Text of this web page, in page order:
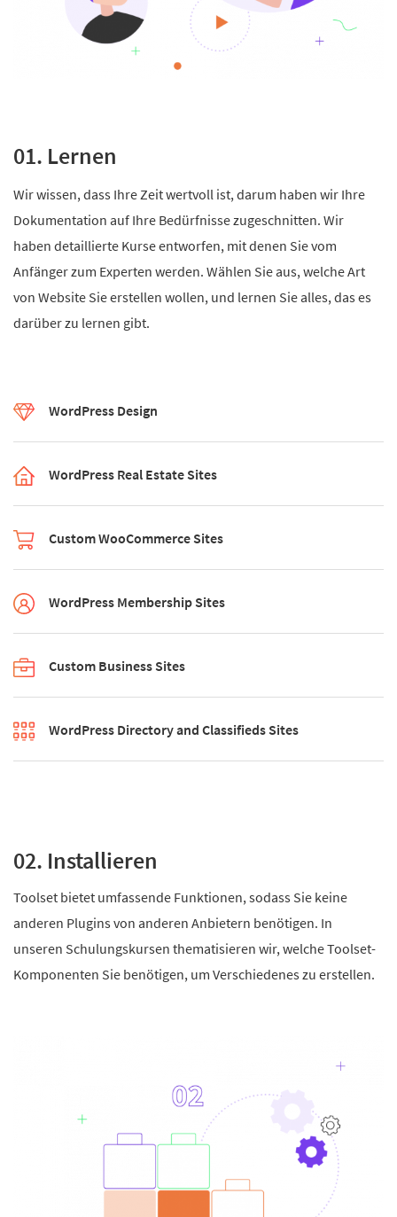
01. Lernen
Wir wissen, dass Ihre Zeit wertvoll ist, darum haben wir Ihre
Dokumentation auf Ihre Bedürfnisse zugeschnitten. Wir
haben detaillierte Kurse entworfen, mit denen Sie vom
Anfänger zum Experten werden. Wählen Sie aus, welche Art
von Website Sie erstellen wollen, und lernen Sie alles, das es
darüber zu lernen gibt.
WordPress Design
WordPress Real Estate Sites
Custom WooCommerce Sites
WordPress Membership Sites
Custom Business Sites
WordPress Directory and Classifieds Sites
02. Installieren
Toolset bietet umfassende Funktionen, sodass Sie keine
anderen Plugins von anderen Anbietern benötigen. In
unseren Schulungskursen thematisieren wir, welche Toolset-
Komponenten Sie benötigen, um Verschiedenes zu erstellen.